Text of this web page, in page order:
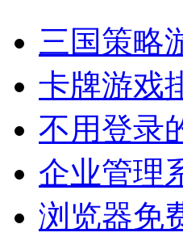
三国策略
卡牌游戏
不用登录
企业管理
浏览器免